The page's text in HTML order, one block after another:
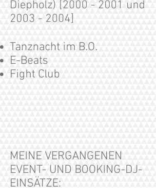
Diepholz) [2000 - 2001 und
2003 - 2004]
Tanznacht im B.O.
E-Beats
Fight Club
MEINE VERGANGENEN
EVENT- UND BOOKING-DJ-
EINSÄTZE: